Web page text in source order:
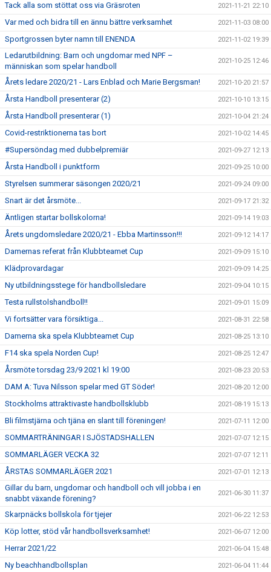
Tack alla som stöttat oss via Gräsroten 2021-11-21 22:10
Var med och bidra till en ännu bättre verksamhet 2021-11-03 08:00
Sportgrossen byter namn till ENENDA 2021-11-02 19:39
Ledarutbildning: Barn och ungdomar med NPF –
människan som spelar handboll
2021-10-25 12:46
Årets ledare 2020/21 - Lars Enblad och Marie Bergsman! 2021-10-20 21:57
Årsta Handboll presenterar (2) 2021-10-10 13:15
Årsta Handboll presenterar (1) 2021-10-04 21:24
Covid-restriktionerna tas bort 2021-10-02 14:45
#Supersöndag med dubbelpremiär 2021-09-27 12:13
Årsta Handboll i punktform 2021-09-25 10:00
Styrelsen summerar säsongen 2020/21 2021-09-24 09:00
Snart är det årsmöte... 2021-09-17 21:32
Äntligen startar bollskolorna! 2021-09-14 19:03
Årets ungdomsledare 2020/21 - Ebba Martinsson!!! 2021-09-12 14:17
Damernas referat från Klubbteamet Cup 2021-09-09 15:10
Klädprovardagar 2021-09-09 14:25
Ny utbildningsstege för handbollsledare 2021-09-04 10:15
Testa rullstolshandboll!! 2021-09-01 15:09
Vi fortsätter vara försiktiga... 2021-08-31 22:58
Damerna ska spela Klubbteamet Cup 2021-08-25 13:10
F14 ska spela Norden Cup! 2021-08-25 12:47
Årsmöte torsdag 23/9 2021 kl 19:00 2021-08-23 20:53
DAM A: Tuva Nilsson spelar med GT Söder! 2021-08-20 12:00
Stockholms attraktivaste handbollsklubb 2021-08-19 15:13
Bli filmstjärna och tjäna en slant till föreningen! 2021-07-11 12:00
SOMMARTRÄNINGAR I SJÖSTADSHALLEN 2021-07-07 12:15
SOMMARLÄGER VECKA 32 2021-07-07 12:11
ÅRSTAS SOMMARLÄGER 2021 2021-07-01 12:13
Gillar du barn, ungdomar och handboll och vill jobba i en
snabbt växande förening?
2021-06-30 11:37
Skarpnäcks bollskola för tjejer 2021-06-22 12:53
Köp lotter, stöd vår handbollsverksamhet! 2021-06-07 12:00
Herrar 2021/22 2021-06-04 15:48
Ny beachhandbollsplan 2021-06-04 11:44